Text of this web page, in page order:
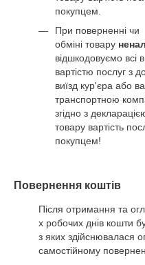
покупцем.
При поверненні чи
обміні товару
відшкодовуємо всі
вартістю послуг з
виїзд кур'єра або
транспортною
згідно з
товару вартість
покупцем!
Повернення коштів
Після отримання та
х робочих днів кошти
з яких здійснювалася
самостійному